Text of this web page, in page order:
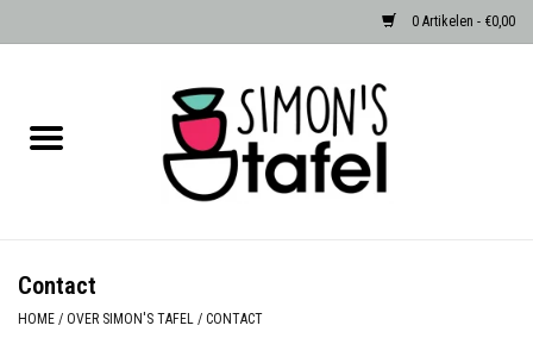
0 Artikelen - €0,00
Albast waxinehouders van Zenza
Contact
HOME / OVER SIMON'S TAFEL / CONTACT